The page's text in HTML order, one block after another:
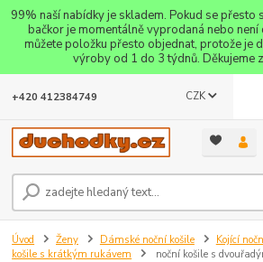
99% naší nabídky je skladem. Pokud se přesto
bačkor je momentálně vyprodaná nebo není
můžete položku přesto objednat, protože je
výroby od 1 do 3 týdnů. Děkujeme
CZK
+420 412384749
Úvod Ženy Dámské noční košile Kojící
košile s krátkým rukávem
noční košile s